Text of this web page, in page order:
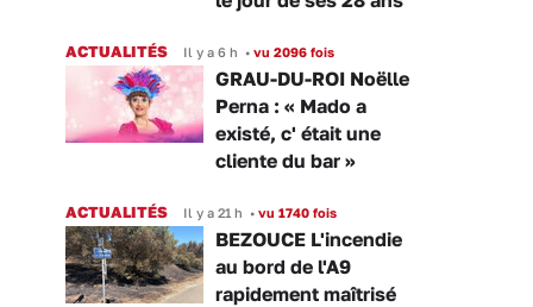
ACTUALITÉS Il y a 6 h • vu 2096 fois
GRAU-DU-ROI Noëlle
Perna : « Mado a
existé, c' était une
cliente du bar »
ACTUALITÉS Il y a 21 h • vu 1740 fois
BEZOUCE L'incendie
au bord de l'A9
rapidement maîtrisé